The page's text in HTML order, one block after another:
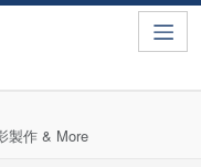
製作 & More